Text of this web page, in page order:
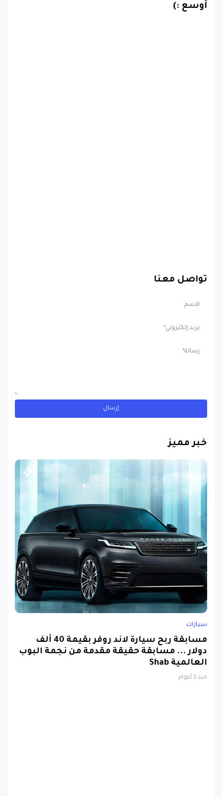
أوسع :)
تواصل معنا
خبر مميز
سيارات
مسابقة ربح سيارة لاند روفر بقيمة 40 ألف
دولار ... مسابقة حقيقة مقدمة من نجمة البوب
العالمية Shab
منذ 3 أعوام